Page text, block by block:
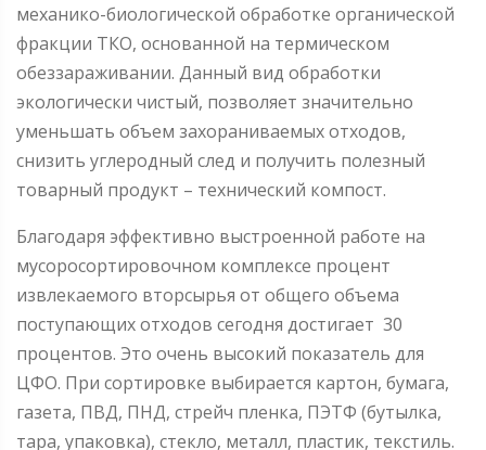
механико-биологической обработке органической
фракции ТКО, основанной на термическом
обеззараживании. Данный вид обработки
экологически чистый, позволяет значительно
уменьшать объем захораниваемых отходов,
снизить углеродный след и получить полезный
товарный продукт – технический компост.
Благодаря эффективно выстроенной работе на
мусоросортировочном комплексе процент
извлекаемого вторсырья от общего объема
поступающих отходов сегодня достигает 30
процентов. Это очень высокий показатель для
ЦФО. При сортировке выбирается картон, бумага,
газета, ПВД, ПНД, стрейч пленка, ПЭТФ (бутылка,
тара, упаковка), стекло, металл, пластик, текстиль.